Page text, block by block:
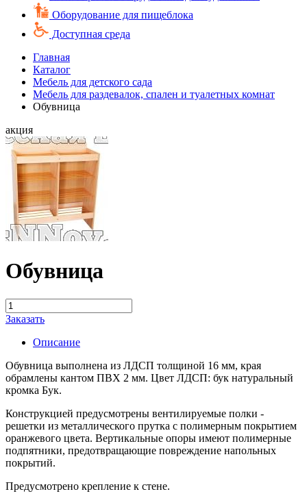
Оборудование для пищеблока
Доступная среда
Главная
Каталог
Мебель для детского сада
Мебель для раздевалок, спален и туалетных комнат
Обувница
акция
Обувница
Заказать
Описание
Обувница выполнена из ЛДСП толщиной 16 мм, края
обрамлены кантом ПВХ 2 мм. Цвет ЛДСП: бук натуральный
кромка Бук.
Конструкцией предусмотрены вентилируемые полки -
решетки из металлического прутка с полимерным покрытием
оранжевого цвета. Вертикальные опоры имеют полимерные
подпятники, предотвращающие повреждение напольных
покрытий.
Предусмотрено крепление к стене.